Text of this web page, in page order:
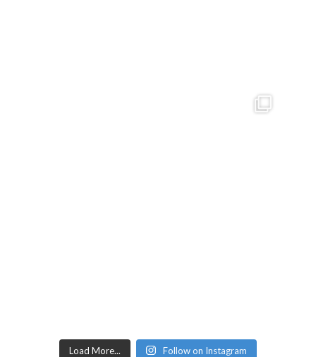
Load More... Follow on Instagram